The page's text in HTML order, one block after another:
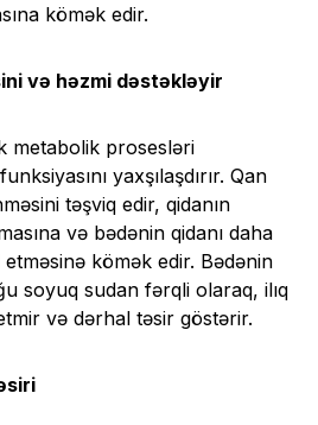
kömək edir.
və həzmi dəstəkləyir
metabolik prosesləri
yaxşılaşdırır. Qan
təşviq edir, qidanın
və bədənin qidanı daha
kömək edir. Bədənin
soyuq sudan fərqli olaraq, ilıq
və dərhal təsir göstərir.